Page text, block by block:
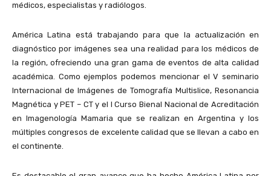
médicos, especialistas y radiólogos.
América Latina está trabajando para que la actualización en
diagnóstico por imágenes sea una realidad para los médicos de
la región, ofreciendo una gran gama de eventos de alta calidad
académica. Como ejemplos podemos mencionar el V seminario
Internacional de Imágenes de Tomografía Multislice, Resonancia
Magnética y PET – CT y el I Curso Bienal Nacional de Acreditación
en Imagenología Mamaria que se realizan en Argentina y los
múltiples congresos de excelente calidad que se llevan a cabo en
el continente.